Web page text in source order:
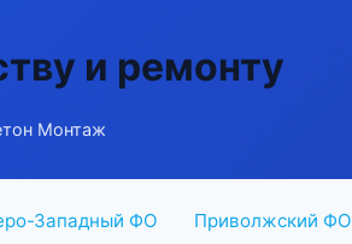
и ремонту
Монтаж
Западный ФО Приволжский ФО